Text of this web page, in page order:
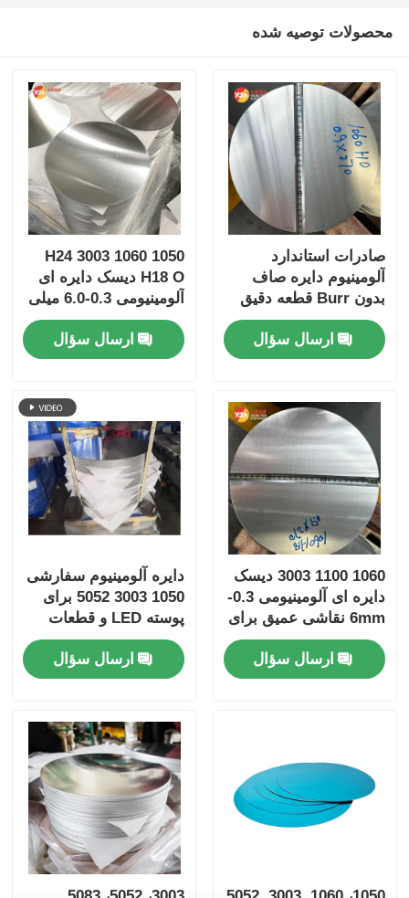
محصولات توصیه شده
صادرات استاندارد
آلومینیوم دایره صاف
بدون Burr قطعه دقیق
آلومینیوم دیسک حمل و
نقل جهانی عرضه بین
المللی برای پردازش
ارسال سؤال
1050 1060 3003 H24
H18 O دیسک دایره ای
آلومینیومی 0.3-6.0 میلی
متر پایان آسیاب برای
پخت و پز درپوش چرخ
اتوماتیک آشپزخانه واشر
ارسال سؤال
1060 1100 3003 دیسک
دایره ای آلومینیومی 0.3-
6mm نقاشی عمیق برای
ظروف آشپزخانه نان
چپک پان ظروف آشپزی
ارسال سؤال
دایره آلومینیوم سفارشی
1050 3003 5052 برای
پوسته LED و قطعات
اتوماتیک
ارسال سؤال